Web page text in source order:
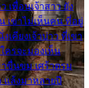
เพื่อนเจ้าสาว ยัง
เขาไม่เห็นคน ที่อยู่
เคียงเจ้าบ่าว ที่เขา
ครจะมองเห็น
ขื่นขม เศร้าตรม
แล้งมาหลายปี